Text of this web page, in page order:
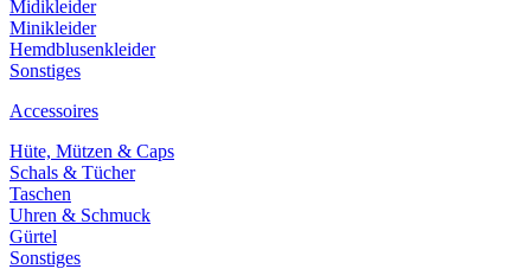
Midikleider
Minikleider
Hemdblusenkleider
Sonstiges
Accessoires
Hüte, Mützen & Caps
Schals & Tücher
Taschen
Uhren & Schmuck
Gürtel
Sonstiges